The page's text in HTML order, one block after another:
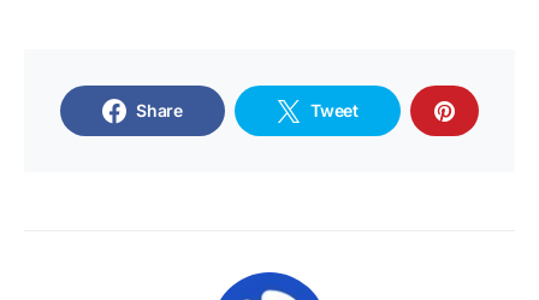
Share Tweet